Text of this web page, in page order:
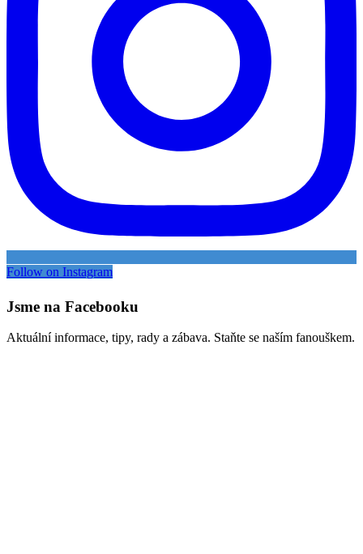
Follow on Instagram
Jsme na Facebooku
Aktuální informace, tipy, rady a zábava. Staňte se naším fanouškem.